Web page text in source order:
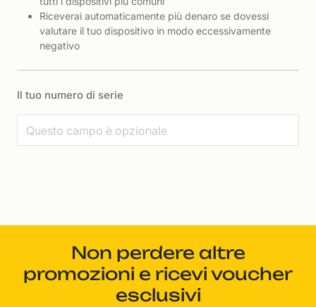
Riceverai automaticamente più denaro se dovessi
valutare il tuo dispositivo in modo eccessivamente
negativo
Il tuo numero di serie
Non perdere altre
promozioni e ricevi voucher
esclusivi